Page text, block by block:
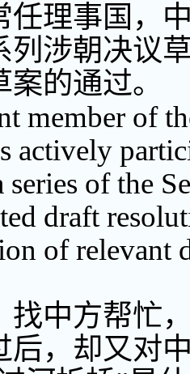
任理事国，
列涉朝决议
的通过。
member of
actively
of the
draft
of relevant
找中方帮忙
后，却又对